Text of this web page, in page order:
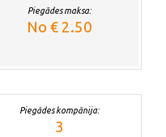
Piegādes maksa:
No € 2.50
Piegādes kompānija:
3